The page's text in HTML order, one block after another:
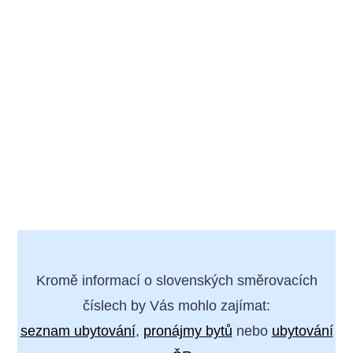
Kromě informací o slovenských směrovacích
číslech by Vás mohlo zajímat:
seznam ubytování, pronájmy bytů nebo ubytování